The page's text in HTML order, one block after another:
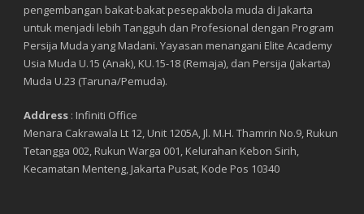
pengembangan bakat-bakat pesepakbola muda di Jakarta
untuk menjadi lebih Tangguh dan Profesional dengan Program
Persija Muda yang Madani. Yayasan menangani Elite Academy
Usia Muda U.15 (Anak), KU.15-18 (Remaja), dan Persija (Jakarta)
Muda U.23 (Taruna/Pemuda).
Address : Infiniti Office
Menara Cakrawala Lt 12, Unit 1205A, Jl. M.H. Thamrin No.9, Rukun
Tetangga 002, Rukun Warga 001, Kelurahan Kebon Sirih,
Kecamatan Menteng, Jakarta Pusat, Kode Pos 10340